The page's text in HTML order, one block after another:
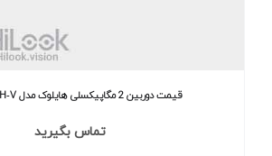
قیمت دوربین 2 مگاپیکسلی هایلوک مدل IPC‐B620H‐V
تماس بگیرید